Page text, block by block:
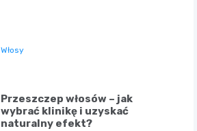
Włosy
Przeszczep włosów – jak
wybrać klinikę i uzyskać
naturalny efekt?